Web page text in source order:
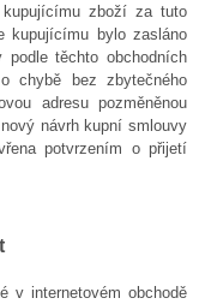
kupujícímu zboží za tuto
kupujícímu bylo zasláno
podle těchto obchodních
chybě bez zbytečného
adresu pozměněnou
návrh kupní smlouvy
potvrzením o přijetí
v internetovém obchodě